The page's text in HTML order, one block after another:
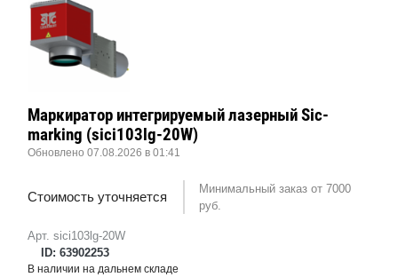
Арт. sici103lg-20W
ID: 63902253
Маркиратор интегрируемый лазерный Sic-
marking (sici103lg-20W)
Обновлено 07.08.2026 в 01:41
Стоимость уточняется
Минимальный заказ от 7000
руб.
В наличии на дальнем складе